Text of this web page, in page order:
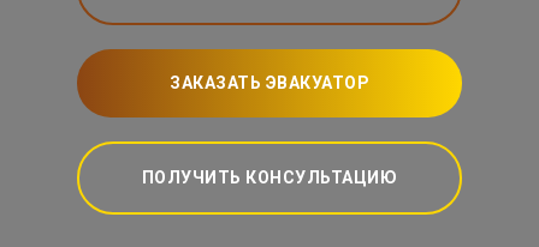
ЗАКАЗАТЬ ЭВАКУАТОР
ПОЛУЧИТЬ КОНСУЛЬТАЦИЮ